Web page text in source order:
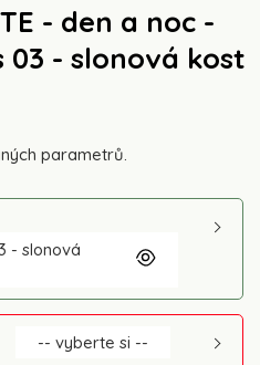
- den a noc -
- slonová kost
parametrů.
- slonová
-- vyberte si --